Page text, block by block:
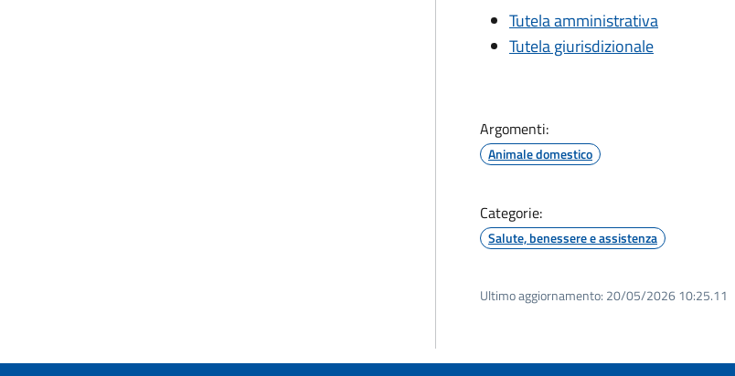
Tutela amministrativa
Tutela giurisdizionale
Argomenti:
Animale domestico
Categorie:
Salute, benessere e assistenza
Ultimo aggiornamento: 20/05/2026 10:25.11